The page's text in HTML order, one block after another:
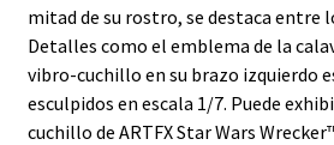
mitad de su rostro, se destaca entre
Detalles como el emblema de la
vibro-cuchillo en su brazo izquierdo
esculpidos en escala 1/7. Puede
cuchillo de ARTFX Star Wars